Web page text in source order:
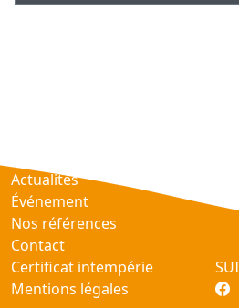
Actualités
Événement
Nos références
Contact
Certificat intempérie
Mentions légales